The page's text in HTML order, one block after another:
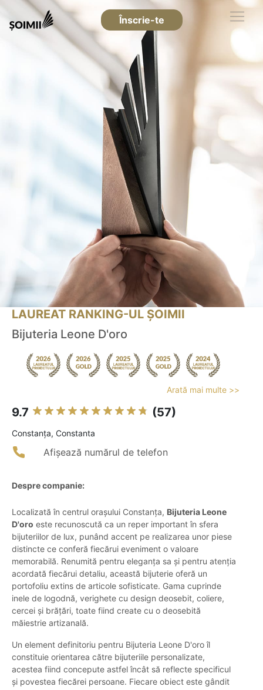
Înscrie-te
LAUREAT RANKING-UL ȘOIMII
Bijuteria Leone D'oro
Arată mai multe >>
9.7 (57)
Constanţa, Constanta
Afișează numărul de telefon
Despre companie:
Localizată în centrul orașului Constanța, Bijuteria Leone
D'oro este recunoscută ca un reper important în sfera
bijuteriilor de lux, punând accent pe realizarea unor piese
distincte ce conferă fiecărui eveniment o valoare
memorabilă. Renumită pentru eleganța sa și pentru atenția
acordată fiecărui detaliu, această bijuterie oferă un
portofoliu extins de articole sofisticate. Gama cuprinde
inele de logodnă, verighete cu design deosebit, coliere,
cercei și brățări, toate fiind create cu o deosebită
măiestrie artizanală.
Un element definitoriu pentru Bijuteria Leone D'oro îl
constituie orientarea către bijuteriile personalizate,
acestea fiind concepute astfel încât să reflecte specificul
și povestea fiecărei persoane. Fiecare obiect este gândit